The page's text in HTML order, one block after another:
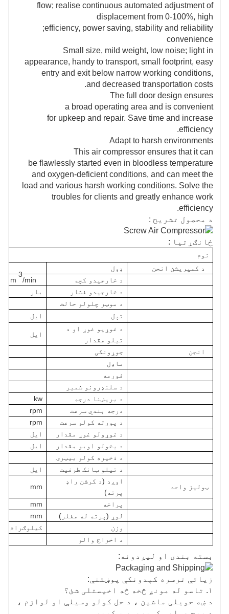
flow; realise continuous automated adjustment of
displacement from 0-100%, high
efficiency, power saving, stability and reliability;
convenience
Small size, mild weight, low noise; light in
appearance, handy to transport, small footprint, easy
entry and exit below narrow working conditions,
and decreased transportation costs.
The full door design ensures
a broad operating area and is convenient
for upkeep and repair. Save time and increase
efficiency.
Adapt to harsh environments
This air compressor ensures that it can
be flawlessly started even in bloodless temperature
and oxygen-deficient conditions, and can meet the
load and various harsh working conditions. Solve the
troubles for clients and greatly enhance work
efficiency.
د محصول تشریح :
ځانګړتیا :
نوم
د کمپریشن انجن
ډول
د خارجیدو کچه
m
3
/min
د خارجیدو فشار
بار
د موټر چلولو حالت
تېل
ایل
د غوړیو غوړ او د
تیلو مقدار
ایل
انجن
جوړونکی
ماډل
فورمه
د سلنډرونو شمیر
د بریښنا درجه
kw
درجه بندي سرعت
rpm
د پورته کولو سرعت
rpm
د غوړولو غوړ مقدار
ایل
د یخولو اوبو مقدار
ایل
د ذخیره کولو بیټرۍ
د تیلو ټانک ظرفیت
ایل
ټولیز واحد
اوږد (د کرشن راډ
پرته)
mm
پراخه
mm
لوړ (پرته له مفلر)
mm
وزن
کيلوګرام
د اخراج والو
بسته بندی او لیږدونه:
زیاتې ترسره کېدونکې پوښتنې:
۱. تاسو له مونږ څخه څه اخیستلی شئ؟
د ښه حویلی ماشین ، د حل کولو وسیلې او لوازم ،